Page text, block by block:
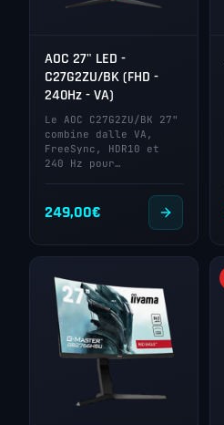
AOC 27" LED -
C27G2ZU/BK (FHD -
240Hz - VA)
Le AOC C27G2ZU/BK 27"
combine dalle VA,
FreeSync, HDR10 et
240 Hz pour…
249,00€